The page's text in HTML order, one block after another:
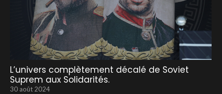
L’univers complètement décalé de Soviet
Suprem aux Solidarités.
30 août 2024